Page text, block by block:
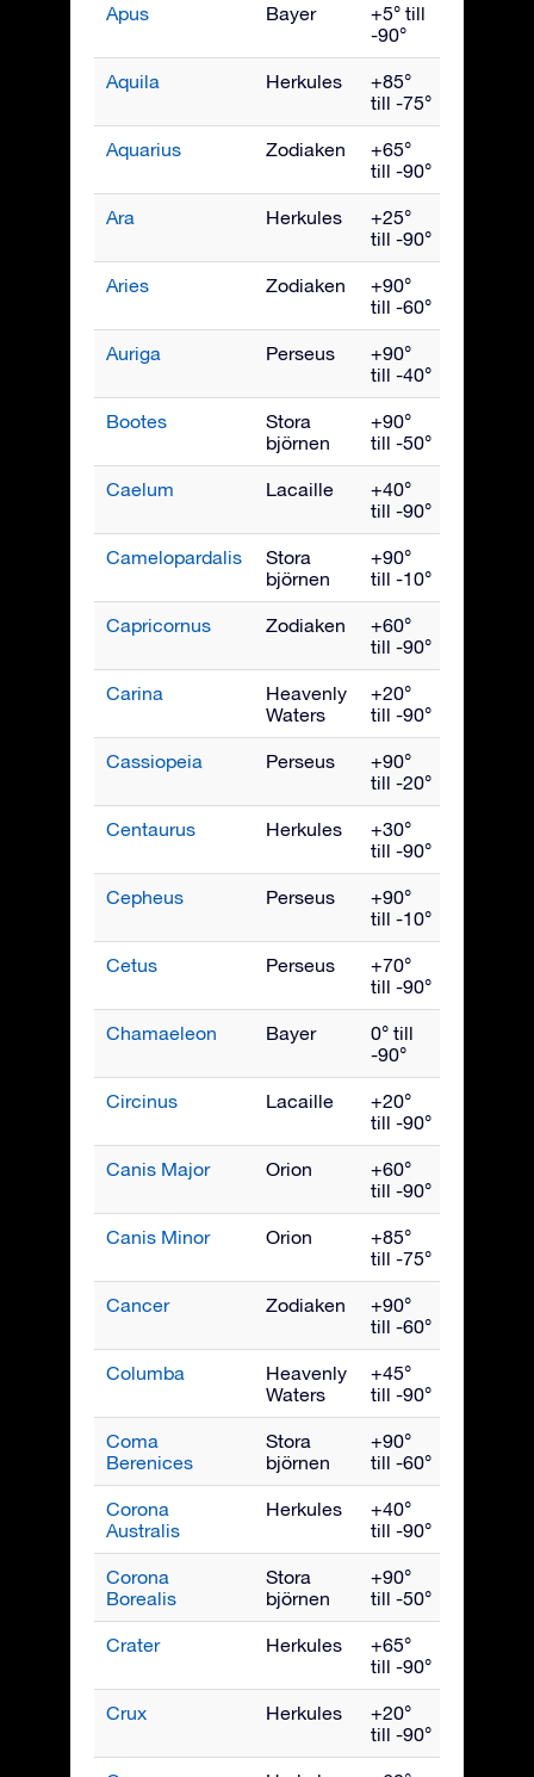
Apus Bayer
+5° till
-90°
Aquila Herkules
+85°
till -75°
Aquarius Zodiaken
+65°
till -90°
Ara Herkules
+25°
till -90°
Aries Zodiaken
+90°
till -60°
Auriga Perseus
+90°
till -40°
Bootes
Stora
björnen
+90°
till -50°
Caelum Lacaille
+40°
till -90°
Camelopardalis
Stora
björnen
+90°
till -10°
Capricornus Zodiaken
+60°
till -90°
Carina
Heavenly
Waters
+20°
till -90°
Cassiopeia Perseus
+90°
till -20°
Centaurus Herkules
+30°
till -90°
Cepheus Perseus
+90°
till -10°
Cetus Perseus
+70°
till -90°
Chamaeleon Bayer
0° till
-90°
Circinus Lacaille
+20°
till -90°
Canis Major Orion
+60°
till -90°
Canis Minor Orion
+85°
till -75°
Cancer Zodiaken
+90°
till -60°
Columba
Heavenly
Waters
+45°
till -90°
Coma
Berenices
Stora
björnen
+90°
till -60°
Corona
Australis
Herkules
+40°
till -90°
Corona
Borealis
Stora
björnen
+90°
till -50°
Crater Herkules
+65°
till -90°
Crux Herkules
+20°
till -90°